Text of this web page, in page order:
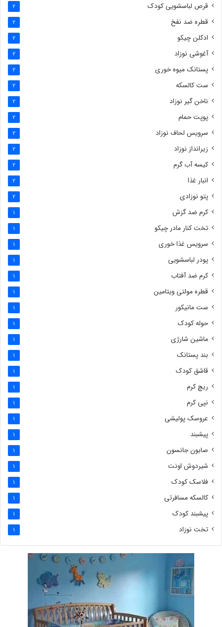
قرص لباسشویی کودک 2
قطره ضد نفخ 2
ادکلن چیکو 2
آغوشی نوزاد 2
پستانک میوه خوری 2
ست کالسکه 2
ناخن گیر نوزاد 2
پوپت حمام 2
سرویس لحاف نوزاد 2
زیرانداز نوزاد 2
کیسه آب گرم 2
انبار غذا 2
پتو نوزادی 2
کرم ضد گزش 1
تخت کنار مادر چیکو 1
سرویس غذا خوری 1
پودر لباسشویی 1
کرم ضد آفتاب 1
قطره مولتی ویتامین 1
ست مانیکور 1
حوله کودک 1
ماشین شارژی 1
بند پستانک 1
قاشق کودک 1
ریچ کرم 1
نپی کرم 1
عروسک پولیشی 1
پیشبند 1
صابون جانسون 1
شیردوش اونت 1
فلاسک کودک 1
کالسکه مسافرتی 1
پیشبند کودک 1
تخت نوزاد 1